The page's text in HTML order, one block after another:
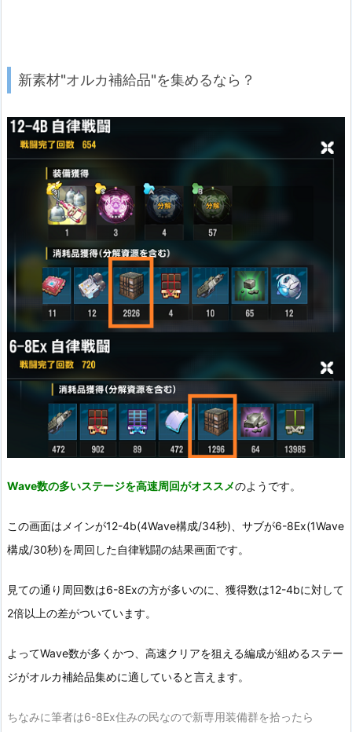
新素材"オルカ補給品"を集めるなら？
Wave数の多いステージを高速周回がオススメのようです。
この画面はメインが12-4b(4Wave構成/34秒)、サブが6-8Ex(1Wave
構成/30秒)を周回した自律戦闘の結果画面です。
見ての通り周回数は6-8Exの方が多いのに、獲得数は12-4bに対して
2倍以上の差がついています。
よってWave数が多くかつ、高速クリアを狙える編成が組めるステー
ジがオルカ補給品集めに適していると言えます。
ちなみに筆者は6-8Ex住みの民なので新専用装備群を拾ったら